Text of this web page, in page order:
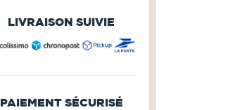
LIVRAISON SUIVIE
PAIEMENT SÉCURISÉ